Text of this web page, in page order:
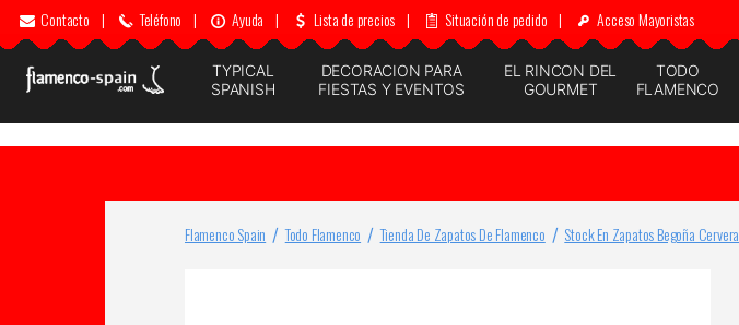
Contacto | Teléfono | Ayuda | Lista de precios | Situación de pedido | Acceso Mayoristas
TYPICAL
SPANISH
DECORACION PARA
FIESTAS Y EVENTOS
EL RINCON DEL
GOURMET
TODO
FLAMENCO
Flamenco Spain Todo Flamenco Tienda De Zapatos De Flamenco Stock En Zapatos Begoña Cervera